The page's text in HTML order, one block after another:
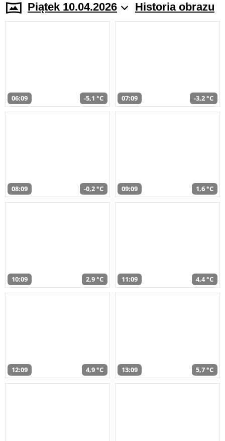
Piątek 10.04.2026 Historia obrazu
06:09 -5,1 °C 07:09 -3,2 °C
08:09 -0,2 °C 09:09 1,6 °C
10:09 2,9 °C 11:09 4,4 °C
12:09 4,9 °C 13:09 5,7 °C